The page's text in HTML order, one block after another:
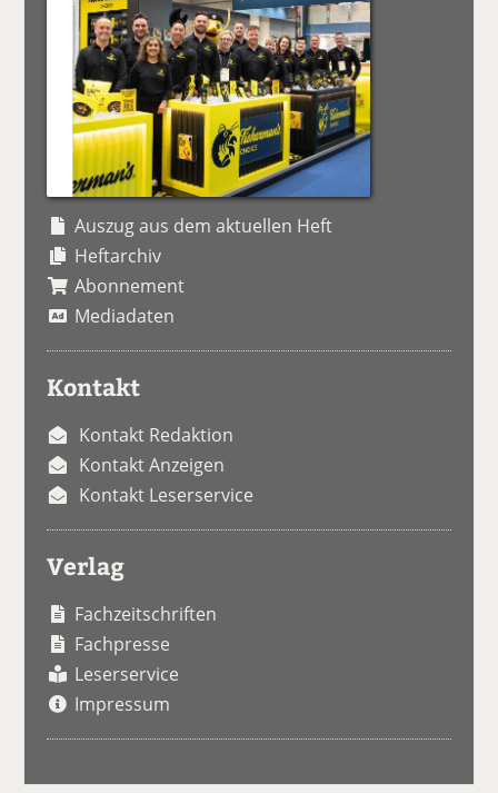
Auszug aus dem aktuellen Heft
Heftarchiv
Abonnement
Mediadaten
Kontakt
Kontakt Redaktion
Kontakt Anzeigen
Kontakt Leserservice
Verlag
Fachzeitschriften
Fachpresse
Leserservice
Impressum